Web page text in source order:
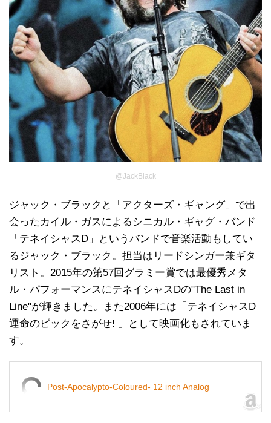
@JackBlack
ジャック・ブラックと「アクターズ・ギャング」で出
会ったカイル・ガスによるシニカル・ギャグ・バンド
「テネイシャスD」というバンドで音楽活動もしてい
るジャック・ブラック。担当はリードシンガー兼ギタ
リスト。2015年の第57回グラミー賞では最優秀メタ
ル・パフォーマンスにテネイシャスDの"The Last in
Line"が輝きました。また2006年には「テネイシャスD
運命のピックをさがせ! 」として映画化もされていま
す。
Post-Apocalypto-Coloured- 12 inch Analog